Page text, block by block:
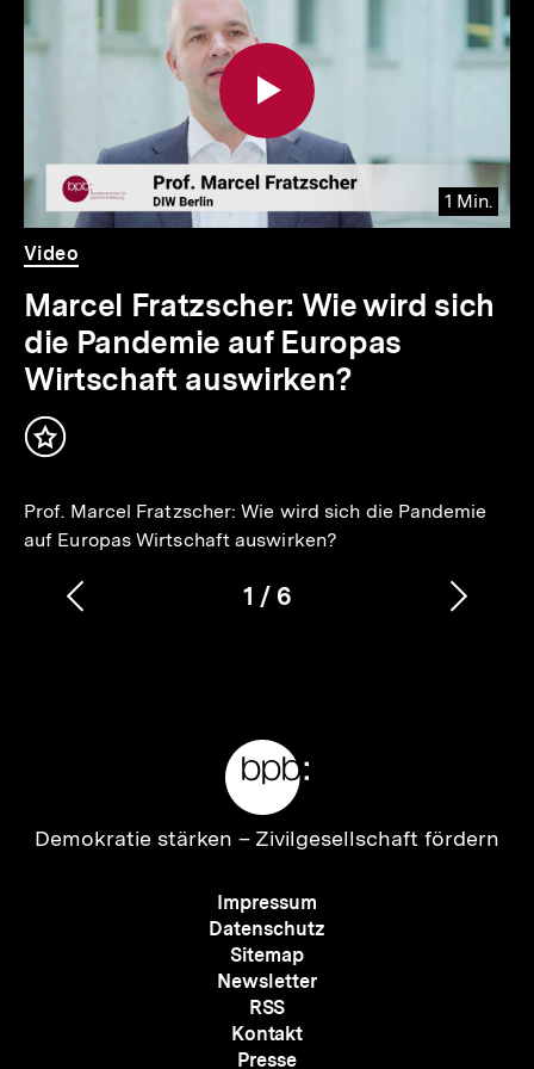
Inhalte
1 Min.
Video
Dauer
1
Min.
Video
Marcel Fratzscher: Wie wird sich
die Pandemie auf Europas
Wirtschaft auswirken?
Inhalt
Prof. Marcel Fratzscher: Wie wird sich die Pandemie
auf Europas Wirtschaft auswirken?
Karussellinhalt
1
von
/ 6
Vorherigen
Zur
Demokratie stärken – Zivilgesellschaft fördern
Meta-
Navigation
Impressum
Datenschutz
Sitemap
Newsletter
RSS
Kontakt
Presse